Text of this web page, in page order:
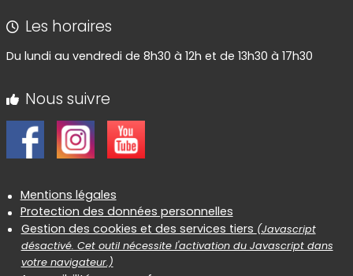
Les horaires
Du lundi au vendredi de 8h30 à 12h et de 13h30 à 17h30
Nous suivre
Informations réglementaires
Mentions légales
Protection des données personnelles
Gestion des cookies et des services tiers (Javascript
désactivé. Cet outil nécessite l'activation du Javascript dans
votre navigateur.)